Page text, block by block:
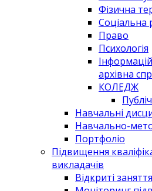
Фізична
Соціальна
Право
Психологія
архівна
КОЛЕДЖ
Навчальні
Навчально-
Портфоліо
Підвищення
викладачів
Відкриті заняття